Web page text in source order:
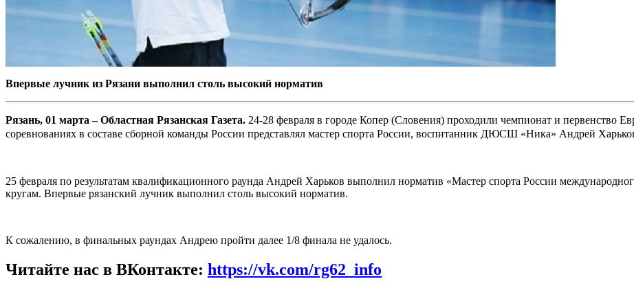
Впервые лучник из Рязани выполнил столь высокий норматив
Рязань, 01 марта – Областная Рязанская Газета. 24-28 февраля в городе Копер (Словения) проходили чемпионат и первенство
соревнованиях в составе сборной команды России представлял мастер спорта России, воспитанник ДЮСШ «Ника» Андрей
25 февраля по результатам квалификационного раунда Андрей Харьков выполнил норматив «Мастер спорта России
кругам. Впервые рязанский лучник выполнил столь высокий норматив.
К сожалению, в финальных раундах Андрею пройти далее 1/8 финала не удалось.
Читайте нас в ВКонтакте: https://vk.com/rg62_info